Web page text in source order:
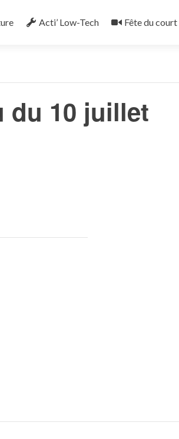
Acti’ Low-Tech Fête du court
les Évènements
du 10 juillet